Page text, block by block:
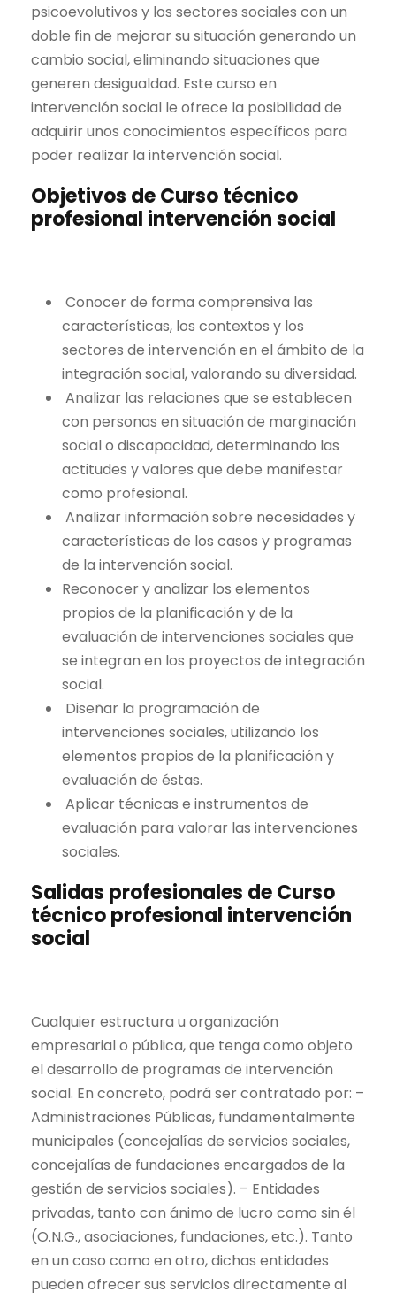
psicoevolutivos y los sectores sociales con un
doble fin de mejorar su situación generando un
cambio social, eliminando situaciones que
generen desigualdad. Este curso en
intervención social le ofrece la posibilidad de
adquirir unos conocimientos específicos para
poder realizar la intervención social.
Objetivos de Curso técnico
profesional intervención social
Conocer de forma comprensiva las
características, los contextos y los
sectores de intervención en el ámbito de la
integración social, valorando su diversidad.
Analizar las relaciones que se establecen
con personas en situación de marginación
social o discapacidad, determinando las
actitudes y valores que debe manifestar
como profesional.
Analizar información sobre necesidades y
características de los casos y programas
de la intervención social.
Reconocer y analizar los elementos
propios de la planificación y de la
evaluación de intervenciones sociales que
se integran en los proyectos de integración
social.
Diseñar la programación de
intervenciones sociales, utilizando los
elementos propios de la planificación y
evaluación de éstas.
Aplicar técnicas e instrumentos de
evaluación para valorar las intervenciones
sociales.
Salidas profesionales de Curso
técnico profesional intervención
social
Cualquier estructura u organización
empresarial o pública, que tenga como objeto
el desarrollo de programas de intervención
social. En concreto, podrá ser contratado por: –
Administraciones Públicas, fundamentalmente
municipales (concejalías de servicios sociales,
concejalías de fundaciones encargados de la
gestión de servicios sociales). – Entidades
privadas, tanto con ánimo de lucro como sin él
(O.N.G., asociaciones, fundaciones, etc.). Tanto
en un caso como en otro, dichas entidades
pueden ofrecer sus servicios directamente al